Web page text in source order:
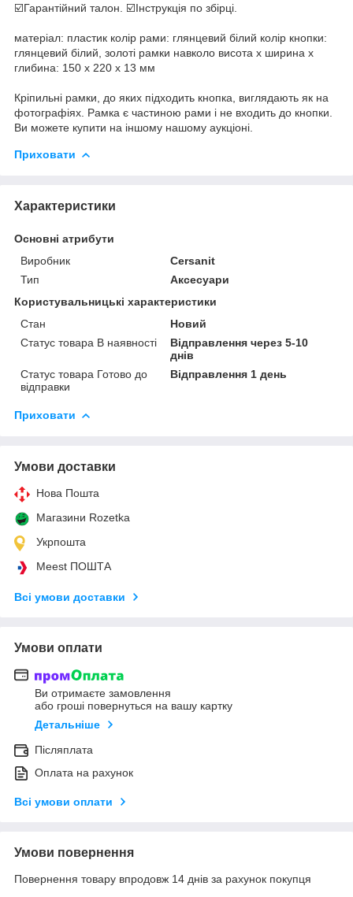
☑️Гарантійний талон. ☑️Інструкція по збірці.
матеріал: пластик колір рами: глянцевий білий колір кнопки:
глянцевий білий, золоті рамки навколо висота х ширина х
глибина: 150 х 220 х 13 мм
Кріпильні рамки, до яких підходить кнопка, виглядають як на
фотографіях. Рамка є частиною рами і не входить до кнопки.
Ви можете купити на іншому нашому аукціоні.
Приховати
Характеристики
Основні атрибути
Виробник
Cersanit
Тип
Аксесуари
Користувальницькі характеристики
Стан
Новий
Статус товара В наявності
Відправлення через 5-10
днів
Статус товара Готово до
відправки
Відправлення 1 день
Приховати
Умови доставки
Нова Пошта
Магазини Rozetka
Укрпошта
Meest ПОШТА
Всі умови доставки
Умови оплати
Ви отримаєте замовлення
або гроші повернуться на вашу картку
Детальніше
Післяплата
Оплата на рахунок
Всі умови оплати
Умови повернення
Повернення товару впродовж 14 днів за рахунок покупця